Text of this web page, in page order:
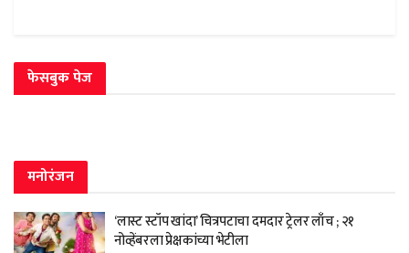
फेसबुक पेज
मनोरंजन
‘लास्ट स्टॉप खांदा’ चित्रपटाचा दमदार ट्रेलर लाँच ; २१
नोव्हेंबरला प्रेक्षकांच्या भेटीला